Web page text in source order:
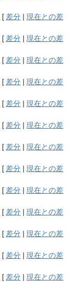
[ 差分 | 現在との差
[ 差分 | 現在との差
[ 差分 | 現在との差
[ 差分 | 現在との差
[ 差分 | 現在との差
[ 差分 | 現在との差
[ 差分 | 現在との差
[ 差分 | 現在との差
[ 差分 | 現在との差
[ 差分 | 現在との差
[ 差分 | 現在との差
[ 差分 | 現在との差
[ 差分 | 現在との差